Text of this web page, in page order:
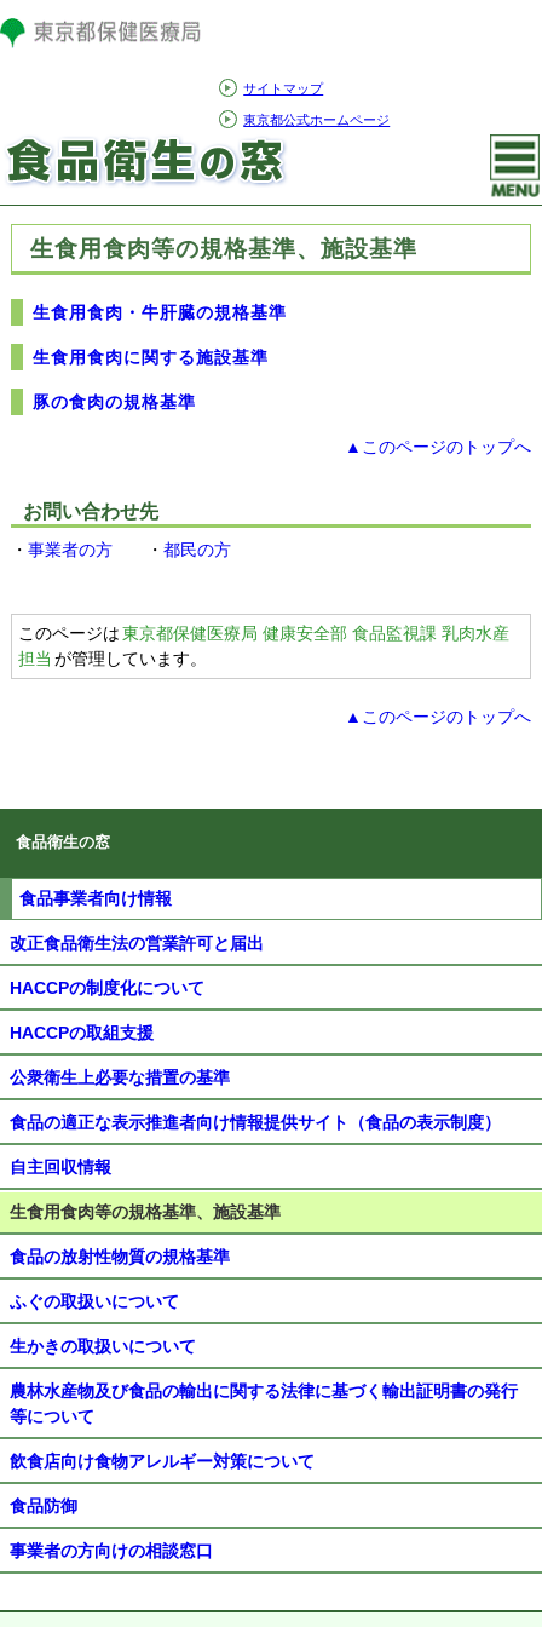
サイトマップ
東京都公式ホームページ
生食用食肉等の規格基準、施設基準
生食用食肉・牛肝臓の規格基準
生食用食肉に関する施設基準
豚の食肉の規格基準
▲このページのトップへ
お問い合わせ先
・ 事業者の方・ 都民の方
このページは東京都保健医療局 健康安全部 食品監視課 乳肉水産
担当 が管理しています。
▲このページのトップへ
食品衛生の窓
食品事業者向け情報
改正食品衛生法の営業許可と届出
HACCPの制度化について
HACCPの取組支援
公衆衛生上必要な措置の基準
食品の適正な表示推進者向け情報提供サイト（食品の表示制度）
自主回収情報
生食用食肉等の規格基準、施設基準
食品の放射性物質の規格基準
ふぐの取扱いについて
生かきの取扱いについて
農林水産物及び食品の輸出に関する法律に基づく輸出証明書の発行
等について
飲食店向け食物アレルギー対策について
食品防御
事業者の方向けの相談窓口